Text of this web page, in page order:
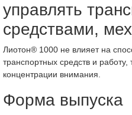
управлять
средствами,
Лиотон® 1000 не влияет на
транспортных средств и
концентрации внимания.
Форма выпуска